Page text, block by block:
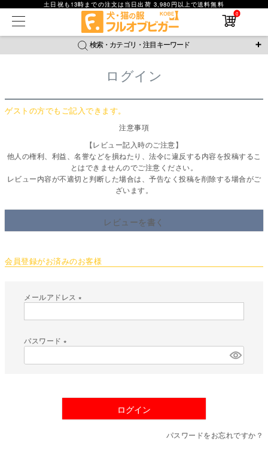
土日祝も13時までの注文は当日出荷 3,980円以上で送料無料
0
検索・カテゴリ・注目キーワード
＼注目ワード／
ジャージ 防蚊 腹巻 撥水レイン ラッシュガード
接触冷感 おそろコーデ
返品・交換について ご利用ガイド
在庫なし商品を表示しない
商品番号
並び順
新着順
検索
ログイン
ゲストの方でもご記入できます。
注意事項
【レビュー記入時のご注意】
他人の権利、利益、名誉などを損ねたり、法令に違反する内容を投稿するこ
とはできませんのでご注意ください。
レビュー内容が不適切と判断した場合は、予告なく投稿を削除する場合がご
ざいます。
レビューを書く
会員登録がお済みのお客様
メールアドレス
必
)
パスワード
必
ログイン
パスワードをお忘れですか？